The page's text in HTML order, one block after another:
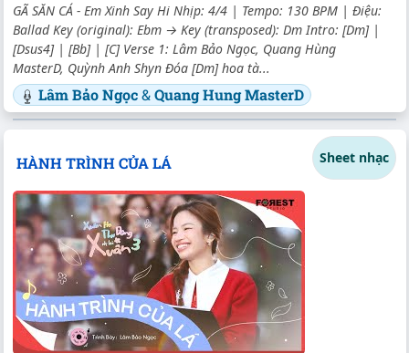
GÃ SĂN CÁ - Em Xinh Say Hi Nhịp: 4/4 | Tempo: 130 BPM | Điệu:
Ballad Key (original): Ebm → Key (transposed): Dm Intro: [Dm] |
[Dsus4] | [Bb] | [C] Verse 1: Lâm Bảo Ngọc, Quang Hùng
MasterD, Quỳnh Anh Shyn Đóa [Dm] hoa tà...
Lâm Bảo Ngọc&Quang Hung MasterD
HÀNH TRÌNH CỦA LÁ Sheet nhạc